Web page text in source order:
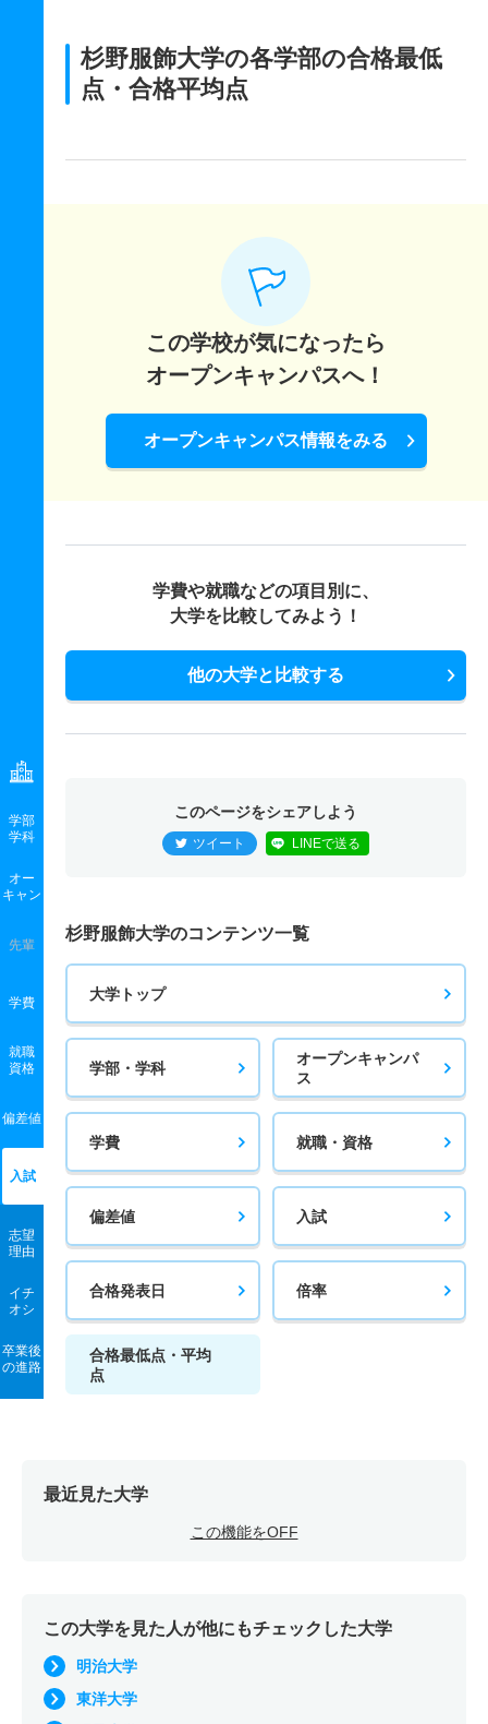
学部
学科
オー
キャン
先輩
学費
就職
資格
偏差値
入試
志望
理由
イチ
オシ
卒業後
の進路
杉野服飾大学の各学部の合格最低
点・合格平均点
この学校が気になったら
オープンキャンパスへ！
オープンキャンパス情報をみる
学費や就職などの項目別に、
大学を比較してみよう！
他の大学と比較する
このページをシェアしよう
ツイート LINEで送る
杉野服飾大学のコンテンツ一覧
大学トップ
学部・学科
オープンキャンパ
ス
学費 就職・資格
偏差値 入試
合格発表日 倍率
合格最低点・平均
点
最近見た大学
この機能をOFF
この大学を見た人が他にもチェックした大学
明治大学
東洋大学